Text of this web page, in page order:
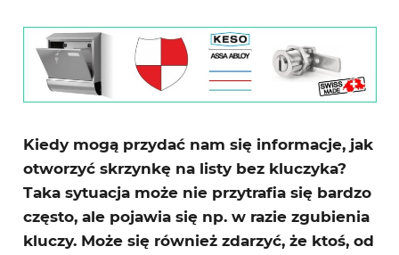
Kiedy mogą przydać nam się informacje, jak
otworzyć skrzynkę na listy bez kluczyka?
Taka sytuacja może nie przytrafia się bardzo
często, ale pojawia się np. w razie zgubienia
kluczy. Może się również zdarzyć, że ktoś, od